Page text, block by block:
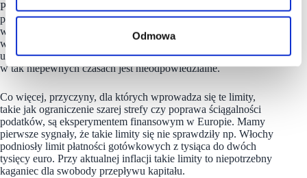
Odmowa
PKB. Rzadko się o tym mówi, ale stanowi to rodzaj
płynnościowego bufora dla całego systemu finansowego
w Polsce, a do tego dochodzą również zasoby w złocie, które
w ostatnim czasie, znacząco się zwiększyły. W związku z tym
uważam, że pozbywanie się tego bufora płynnościowego
w tak niepewnych czasach jest nieodpowiedzialne.
Co więcej, przyczyny, dla których wprowadza się te limity,
takie jak ograniczenie szarej strefy czy poprawa ściągalności
podatków, są eksperymentem finansowym w Europie. Mamy
pierwsze sygnały, że takie limity się nie sprawdziły np. Włochy
podniosły limit płatności gotówkowych z tysiąca do dwóch
tysięcy euro. Przy aktualnej inflacji takie limity to niepotrzebny
kaganiec dla swobody przepływu kapitału.